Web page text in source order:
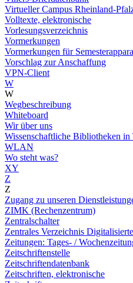
Virtueller Campus Rheinland-
Volltexte, elektronische
Vorlesungsverzeichnis
Vormerkungen
Vormerkungen für
Vorschlag zur Anschaffung
VPN-Client
W
W
Wegbeschreibung
Whiteboard
Wir über uns
Wissenschaftliche Bibliotheken in
WLAN
Wo steht was?
XY
Z
Z
Zugang zu unseren
ZIMK (Rechenzentrum)
Zentralschalter
Zentrales Verzeichnis
Zeitungen: Tages- /
Zeitschriftenstelle
Zeitschriftendatenbank
Zeitschriften, elektronische